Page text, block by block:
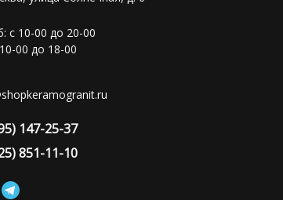
с 10-00 до 20-00
00 до 18-00
147-25-37
851-11-10